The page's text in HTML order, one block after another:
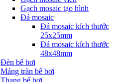
Gạch mosaic tạo hình
Đá mosaic
Đá mosaic kích thước
25x25mm
Đá mosaic kích thước
48x48mm
Đèn bể bơi
Máng tràn bể bơi
Thang bể bơi